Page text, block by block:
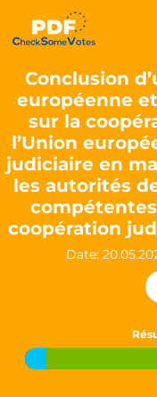
Partei des
The Partei des
Key Office
Lukas Sieper—
Luca Piwodda—
Tim Sieper— Mayor
Motto and
Our motto:
The Partei des
Digital
Open government
Strengthening
Innovation in
Check Some
Conclusion
européenne
sur la
l’Union
judiciaire en
les autorités
coopération
Date: